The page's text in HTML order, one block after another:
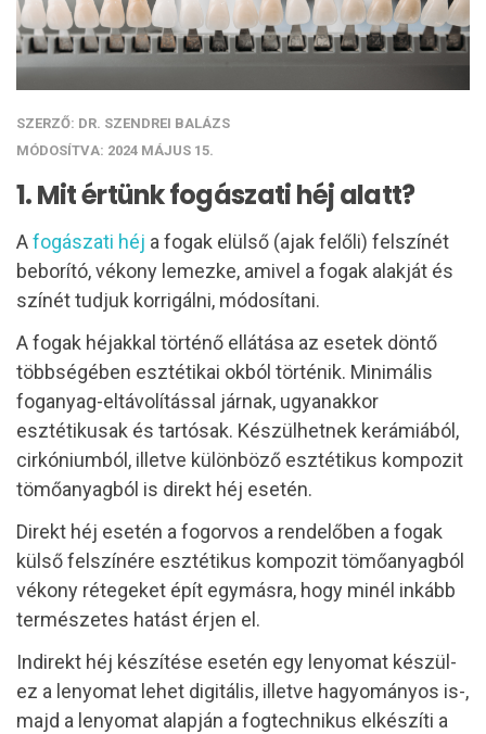
SZERZŐ: DR. SZENDREI BALÁZS
MÓDOSÍTVA: 2024 MÁJUS 15.
1. Mit értünk fogászati héj alatt?
Afogászati héj a fogak elülső (ajak felőli) felszínét
beborító, vékony lemezke, amivel a fogak alakját és
színét tudjuk korrigálni, módosítani.
A fogak héjakkal történő ellátása az esetek döntő
többségében esztétikai okból történik. Minimális
foganyag-eltávolítással járnak, ugyanakkor
esztétikusak és tartósak. Készülhetnek kerámiából,
cirkóniumból, illetve különböző esztétikus kompozit
tömőanyagból is direkt héj esetén.
Direkt héj esetén a fogorvos a rendelőben a fogak
külső felszínére esztétikus kompozit tömőanyagból
vékony rétegeket épít egymásra, hogy minél inkább
természetes hatást érjen el.
Indirekt héj készítése esetén egy lenyomat készül-
ez a lenyomat lehet digitális, illetve hagyományos is-,
majd a lenyomat alapján a fogtechnikus elkészíti a